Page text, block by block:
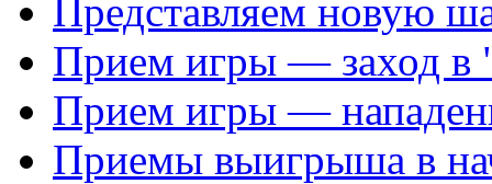
Представляем новую
Прием игры — заход в
Прием игры —
Приемы выигрыша в